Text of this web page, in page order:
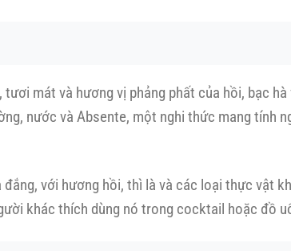
mát và hương vị phảng phất của hồi, bạc hà
nước và Absente, một nghi thức mang tính
với hương hồi, thì là và các loại thực vật
khác thích dùng nó trong cocktail hoặc đồ